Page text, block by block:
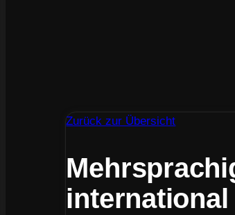
Zurück zur Übersicht
international